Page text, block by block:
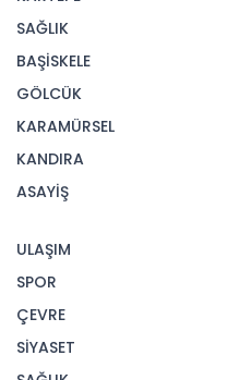
SAĞLIK
BAŞİSKELE
GÖLCÜK
KARAMÜRSEL
KANDIRA
ASAYİŞ
ULAŞIM
SPOR
ÇEVRE
SİYASET